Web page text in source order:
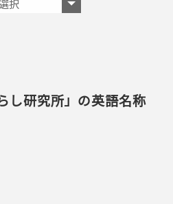
し研究所」の英語名称